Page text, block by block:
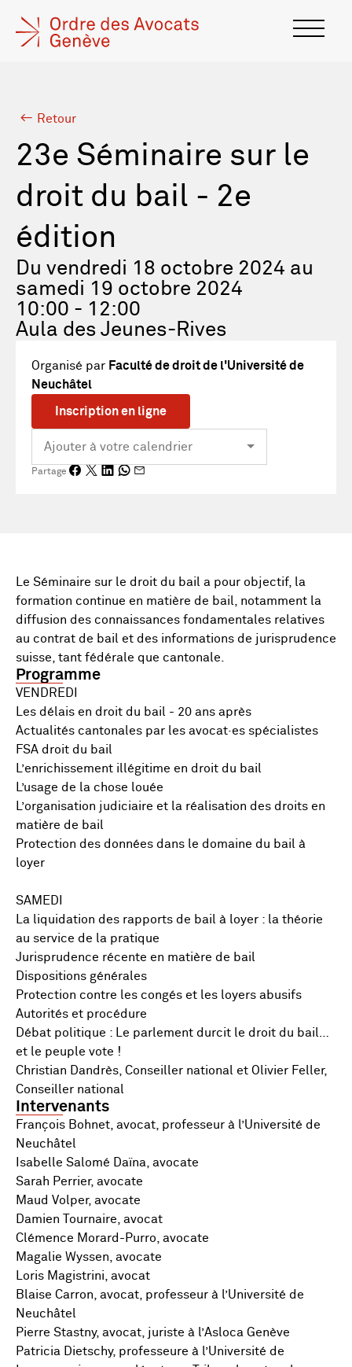
Retour
23e Séminaire sur le
droit du bail - 2e
édition
Du vendredi 18 octobre 2024 au
samedi 19 octobre 2024
10:00 - 12:00
Aula des Jeunes-Rives
Organisé par Faculté de droit de l'Université de
Neuchâtel
Inscription en ligne
Partage
Le Séminaire sur le droit du bail a pour objectif, la
formation continue en matière de bail, notamment la
diffusion des connaissances fondamentales relatives
au contrat de bail et des informations de jurisprudence
suisse, tant fédérale que cantonale.
Programme
VENDREDI
Les délais en droit du bail - 20 ans après
Actualités cantonales par les avocat·es spécialistes
FSA droit du bail
L’enrichissement illégitime en droit du bail
L’usage de la chose louée
L’organisation judiciaire et la réalisation des droits en
matière de bail
Protection des données dans le domaine du bail à
loyer
SAMEDI
La liquidation des rapports de bail à loyer : la théorie
au service de la pratique
Jurisprudence récente en matière de bail
Dispositions générales
Protection contre les congés et les loyers abusifs
Autorités et procédure
Débat politique : Le parlement durcit le droit du bail…
et le peuple vote !
Christian Dandrès, Conseiller national et Olivier Feller,
Conseiller national
Intervenants
François Bohnet, avocat, professeur à l’Université de
Neuchâtel
Isabelle Salomé Daïna, avocate
Sarah Perrier, avocate
Maud Volper, avocate
Damien Tournaire, avocat
Clémence Morard-Purro, avocate
Magalie Wyssen, avocate
Loris Magistrini, avocat
Blaise Carron, avocat, professeur à l’Université de
Neuchâtel
Pierre Stastny, avocat, juriste à l’Asloca Genève
Patricia Dietschy, professeure à l’Université de